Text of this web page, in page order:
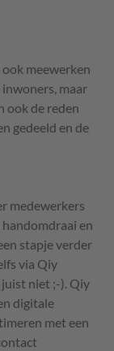
meewerken
maar
ook de reden
gedeeld en de
medewerkers
en
stapje verder
via Qiy
niet ;-). Qiy
digitale
met een